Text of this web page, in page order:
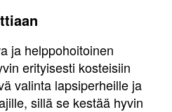
ja helppohoitoinen
erityisesti kosteisiin
valinta lapsiperheille ja
sillä se kestää hyvin